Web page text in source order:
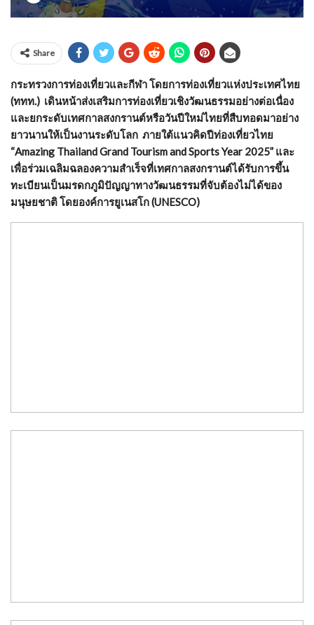
Share
กระทรวงการท่องเที่ยวและกีฬา โดยการท่องเที่ยวแห่งประเทศไทย
(ททท.) เดินหน้าส่งเสริมการท่องเที่ยวเชิงวัฒนธรรมอย่างต่อเนื่อง
และยกระดับเทศกาลสงกรานต์หรือวันปีใหม่ไทยที่สืบทอดมาอย่าง
ยาวนานให้เป็นงานระดับโลก ภายใต้แนวคิดปีท่องเที่ยวไทย
“Amazing Thailand Grand Tourism and Sports Year 2025” และ
เพื่อร่วมเฉลิมฉลองความสำเร็จที่เทศกาลสงกรานต์ได้รับการขึ้น
ทะเบียนเป็นมรดกภูมิปัญญาทางวัฒนธรรมที่จับต้องไม่ได้ของ
มนุษยชาติ โดยองค์การยูเนสโก (UNESCO)